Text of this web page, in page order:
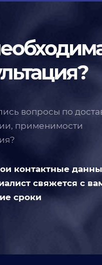
вопросы по
применимости
контактные
свяжется с
сроки